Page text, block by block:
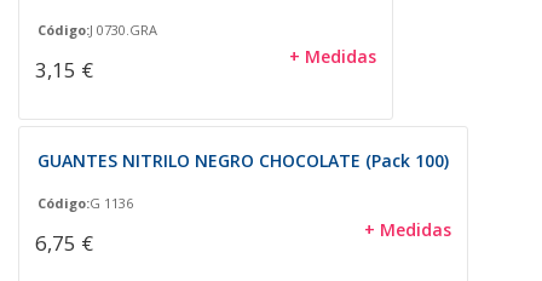
Código:J 0730.GRA
3,15 € + Medidas
GUANTES NITRILO NEGRO CHOCOLATE (Pack 100)
Código:G 1136
6,75 € + Medidas